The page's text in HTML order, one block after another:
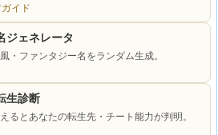
イド
ジェネレータ
・ファンタジー名をランダム生成。
生診断
るとあなたの転生先・チート能力が判明。